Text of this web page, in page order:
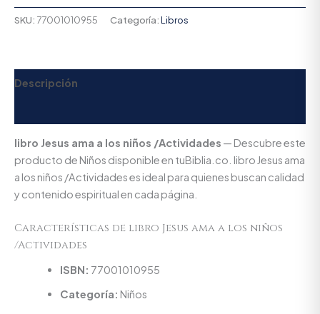
SKU: 77001010955 Categoría:Libros
Descripción
libro Jesus ama a los niños /Actividades — Descubre este
producto de Niños disponible en tuBiblia.co. libro Jesus ama
a los niños /Actividades es ideal para quienes buscan calidad
y contenido espiritual en cada página.
Características de libro Jesus ama a los niños
/Actividades
ISBN: 77001010955
Categoría: Niños